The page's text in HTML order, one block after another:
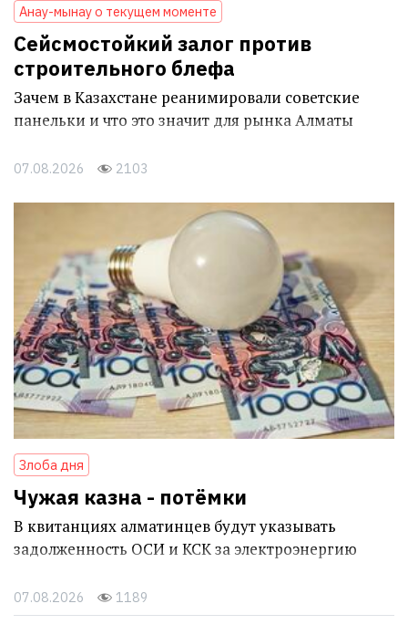
Анау-мынау о текущем моменте
Сейсмостойкий залог против
строительного блефа
Зачем в Казахстане реанимировали советские
панельки и что это значит для рынка Алматы
07.08.2026 2103
Злоба дня
Чужая казна - потёмки
В квитанциях алматинцев будут указывать
задолженность ОСИ и КСК за электроэнергию
07.08.2026 1189